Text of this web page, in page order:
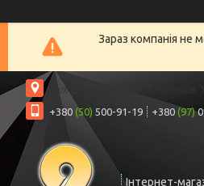
Зараз компанія не
вул. Шрага, 6а, офіс 2, Чернігів,
+380 (50) 500-91-19 +380 (97)
Інтернет-